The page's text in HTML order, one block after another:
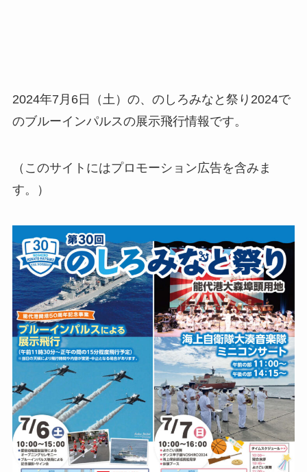
2024年7月6日（土）の、のしろみなと祭り2024で
のブルーインパルスの展示飛行情報です。
（このサイトにはプロモーション広告を含みま
す。）